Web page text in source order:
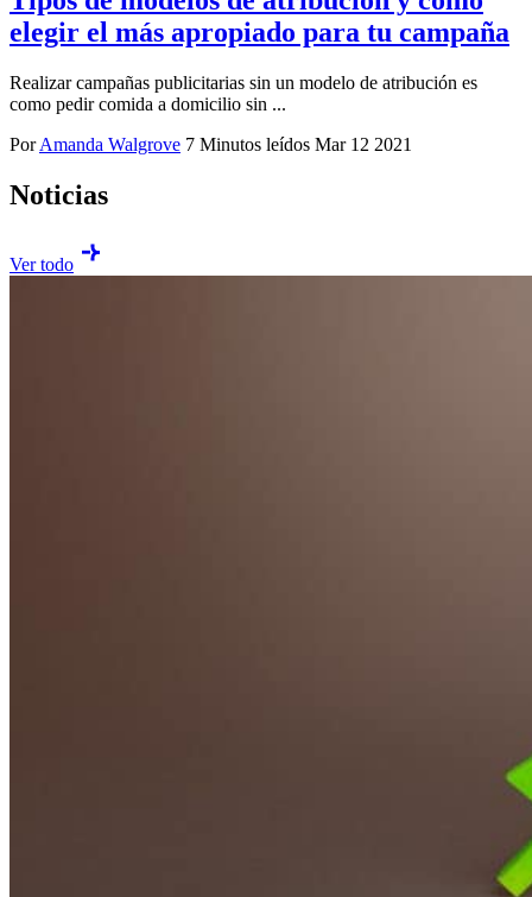
elegir el más apropiado para tu campaña
Realizar campañas publicitarias sin un modelo de atribución es
como pedir comida a domicilio sin ...
Por Amanda Walgrove 7 Minutos leídos Mar 12 2021
Noticias
Ver todo